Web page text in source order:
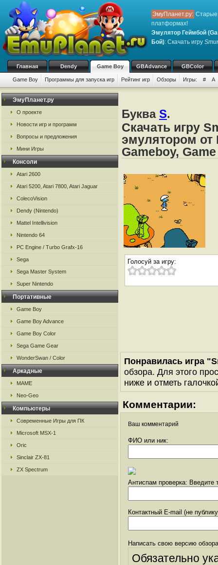
ЭмуПланет.ру: Старые
платформах!
Эмулятор Геймбой
Бой): Скачать игру
Главная Dendy Game Boy GBAdvance GBColor
Game Boy Программы для запуска игр Рейтинг игр Обзоры Игры: # A
ЭмуПланет.ру
О проекте
Новости игр и программ
Вопросы и предложения
Мини Игры
Консоли
Atari 2600
Atari 5200, Atari 7800, Atari Jaguar
ColecoVision
Dendy (Nintendo)
Mattel Intellivision
Nintendo 64
PC Engine / Turbo Grafx-16
Sega
Sega Master System
Super Nintendo
Портативные
Game Boy
Game Boy Advance
Game Boy Color
Sega Game Gear
WonderSwan / Color
Аркадные
MAME
Neo-Geo
Компьютеры
Современные Игры для ПК
Microsoft MSX-1
Oric
Sinclair ZX-81
ZX Spectrum
Буква S.
Скачать игру
эмулятором от
Gameboy,
Голосуй за игру:
Понравилась игра
обзора. Для этого
ниже и отметь
Комментарии:
Ваш комментарий
ФИО или ник:
Антиспам проверка: Введите
Контактный E-mail (не
Написать свою версию
Обязательно